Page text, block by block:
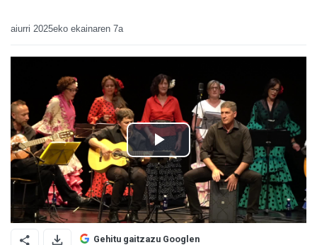
aiurri 2025eko ekainaren 7a
Gehitu gaitzazu Googlen